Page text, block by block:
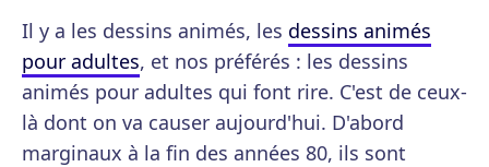
Il y a les dessins animés, les dessins animés
pour adultes, et nos préférés : les dessins
animés pour adultes qui font rire. C'est de ceux-
là dont on va causer aujourd'hui. D'abord
marginaux à la fin des années 80, ils sont